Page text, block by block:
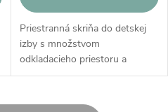
Priestranná skriňa do detskej
izby s množstvom
odkladacieho priestoru a
spodnou zásuvkou, do ktorej
Vášho bábätka. Užitočná skriňa